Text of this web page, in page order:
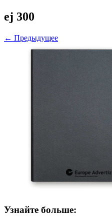
ej 300
← Предыдущее
Узнайте больше: